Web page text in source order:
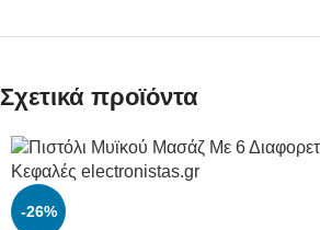
Σχετικά προϊόντα
-26%